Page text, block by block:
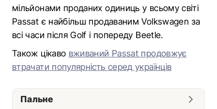
мільйонами проданих одиниць у всьому світі
Passat є найбільш продаваним Volkswagen за
всі часи після Golf і попереду Beetle.
Також цікаво вживаний Passat продовжує
втрачати популярність серед українців
Пальне